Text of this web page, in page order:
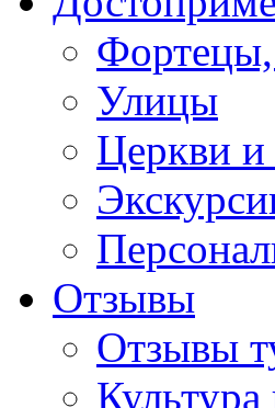
Улицы
Церкви
Отзывы
Отзывы